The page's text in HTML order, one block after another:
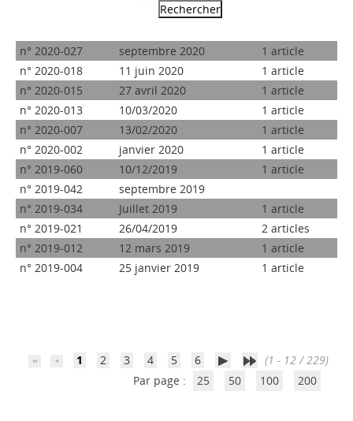
n° 2020-027 septembre 2020
1 article
n° 2020-018
11 juin 2020
1 article
n° 2020-015
27 avril 2020
1 article
n° 2020-013
10/03/2020
1 article
n° 2020-007
13/02/2020
1 article
n° 2020-002
janvier 2020
1 article
n° 2019-060
10/12/2019
1 article
n° 2019-042
septembre 2019
n° 2019-034
Juillet 2019
1 article
n° 2019-021
26/04/2019
2 articles
n° 2019-012
12 mars 2019
1 article
n° 2019-004
25 janvier 2019 1 article
1 2 3 4 5 6
(1 - 12 / 229)
Par page :
25 50 100 200
Déposer une actu !